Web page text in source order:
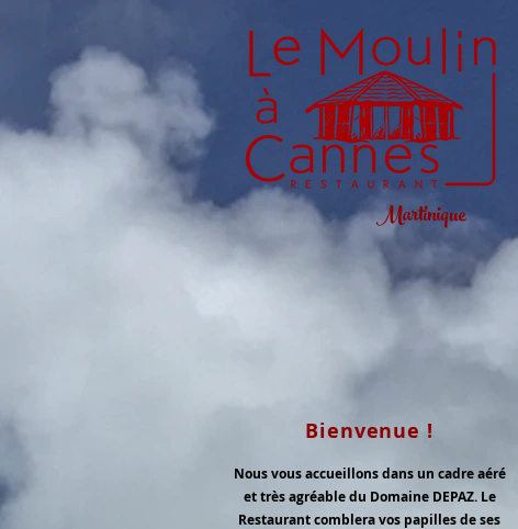
Martinique
Bienvenue !
Nous vous accueillons dans un cadre aéré
et très agréable du Domaine DEPAZ. Le
Restaurant comblera vos papilles de ses